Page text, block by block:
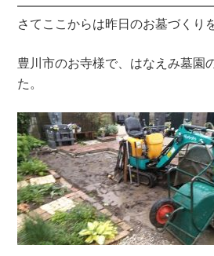
さてここからは昨日のお墓づくり
豊川市のお寺様で、はなえみ墓園
た。